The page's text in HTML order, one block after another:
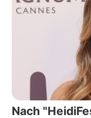
Nach